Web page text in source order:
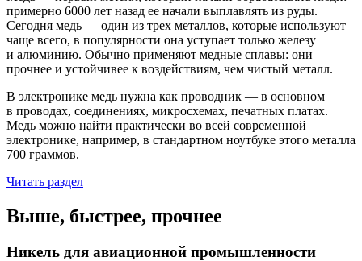
примерно 6000 лет назад ее начали выплавлять из руды.
Сегодня медь — один из трех металлов, которые используют
чаще всего, в популярности она уступает только железу
и алюминию. Обычно применяют медные сплавы: они
прочнее и устойчивее к воздействиям, чем чистый металл.
В электронике медь нужна как проводник — в основном
в проводах, соединениях, микросхемах, печатных платах.
Медь можно найти практически во всей современной
электронике, например, в стандартном ноутбуке этого металла
700 граммов.
Читать раздел
Выше, быстрее, прочнее
Никель для авиационной промышленности